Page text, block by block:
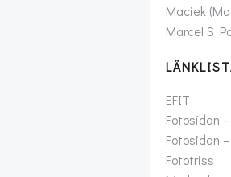
Maciek
Marcel S
EFIT
Fotosidan
Fotosidan
Fototriss